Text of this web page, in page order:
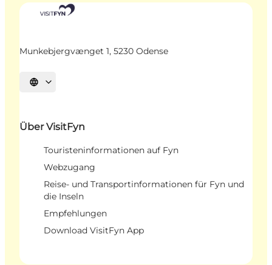
Munkebjergvænget 1, 5230 Odense
Sprache auswählen
Über VisitFyn
Touristeninformationen auf Fyn
Webzugang
Reise- und Transportinformationen für Fyn und
die Inseln
Empfehlungen
Download VisitFyn App